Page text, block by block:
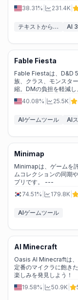
38.31%
231.4K
テキストから3Dへ
Fable Fiesta
Fable Fiestaは、D&D
族、クラス、モンスタ
40.08%
25.5K
AIゲームツール
Minimap
Minimapは、ゲームを
ムコレクションの同期
プリです。 ---
74.51%
179.8K
AIゲームツール
AI Minecraft
Oasis AI Minecraftは、
定番のマイクラに飽き
楽しみを発見しよう！
19.58%
50.9K